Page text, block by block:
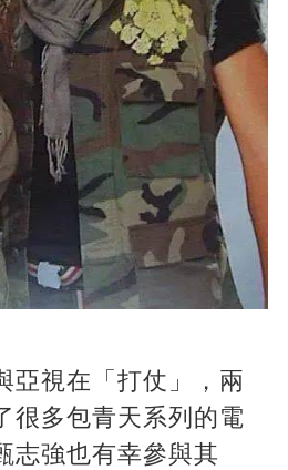
亞視在「打仗」，兩
很多包青天系列的電
志強也有幸參與其